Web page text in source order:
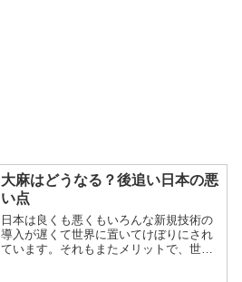
大麻はどうなる？後追い日本の悪
い点
日本は良くも悪くもいろんな新規技術の
導入が遅くて世界に置いてけぼりにされ
ています。それもまたメリットで、世界